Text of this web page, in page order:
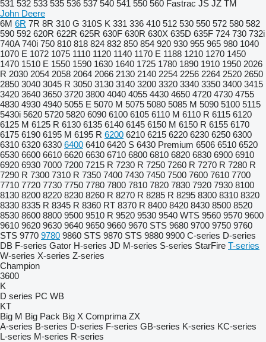
531 532 533 535 536 537 540 541 550 560 Fastrac JS JZ TM
John Deere
6M 6R 7R 8R 310 G 310S K 331 336 410 512 530 550 572 580 582
590 592 620R 622R 625R 630F 630R 630X 635D 635F 724 730 732i
740A 740i 750 810 818 824 832 850 854 920 930 955 965 980 1040
1070 E 1072 1075 1110 1120 1140 1170 E 1188 1210 1270 1450
1470 1510 E 1550 1590 1630 1640 1725 1780 1890 1910 1950 2026
R 2030 2054 2058 2064 2066 2130 2140 2254 2256 2264 2520 2650
2850 3040 3045 R 3050 3130 3140 3200 3320 3340 3350 3400 3415
3420 3640 3650 3720 3800 4040 4055 4430 4650 4720 4730 4755
4830 4930 4940 5055 E 5070 M 5075 5080 5085 M 5090 5100 5115
5430i 5620 5720 5820 6090 6100 6105 6110 M 6110 R 6115 6120
6125 M 6125 R 6130 6135 6140 6145 6150 M 6150 R 6155 6170
6175 6190 6195 M 6195 R 6200 6210 6215 6220 6230 6250 6300
6310 6320 6330 6400 6410 6420 S 6430 Premium 6506 6510 6520
6530 6600 6610 6620 6630 6710 6800 6810 6820 6830 6900 6910
6920 6930 7000 7200 7215 R 7230 R 7250 7260 R 7270 R 7280 R
7290 R 7300 7310 R 7350 7400 7430 7450 7500 7600 7610 7700
7710 7720 7730 7750 7780 7800 7810 7820 7830 7920 7930 8100
8130 8200 8220 8230 8260 R 8270 R 8285 R 8295 8300 8310 8320
8330 8335 R 8345 R 8360 RT 8370 R 8400 8420 8430 8500 8520
8530 8600 8800 9500 9510 R 9520 9530 9540 WTS 9560 9570 9600
9610 9620 9630 9640 9650 9660 9670 STS 9680 9700 9750 9760
STS 9770 9780 9860 STS 9870 STS 9880 9900 C-series D-series
DB F-series Gator H-series JD M-series S-series StarFire T-series
W-series X-series Z-series
Champion
3600
K
D series PC WB
KT
Big M Big Pack Big X Comprima ZX
A-series B-series D-series F-series GB-series K-series KC-series
L-series M-series R-series